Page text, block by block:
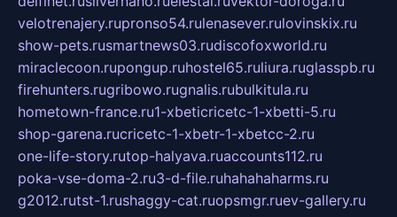
velotrenajery.rupronso54.rulenasever.rulovinskix.ru
show-pets.rusmartnews03.rudiscofoxworld.ru
miraclecoon.rupongup.ruhostel65.ruliura.ruglasspb.ru
firehunters.rugribowo.rugnalis.rubulkitula.ru
hometown-france.ru1-xbeticricetc-1-xbetti-5.ru
shop-garena.rucricetc-1-xbetr-1-xbetcc-2.ru
one-life-story.rutop-halyava.ruaccounts112.ru
poka-vse-doma-2.ru3-d-file.ruhahahaharms.ru
g2012.rutst-1.rushaggy-cat.ruopsmgr.ruev-gallery.ru